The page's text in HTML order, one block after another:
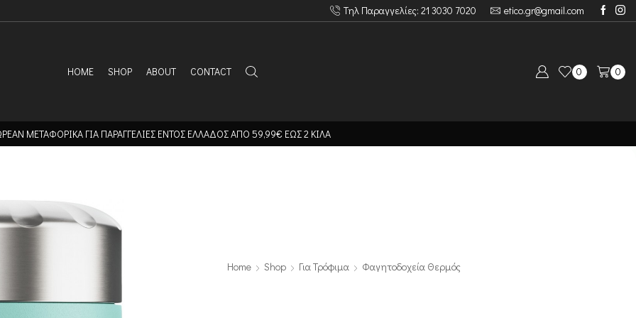
Τηλ Παραγγελίες: 21 3030 7020 etico.gr@gmail.com
HOME SHOP ABOUT CONTACT 0 0
ΜΕΤΑΦΟΡΙΚΑ ΓΙΑ ΠΑΡΑΓΓΕΛΙΕΣ ΕΝΤΟΣ ΕΛΛΑΔΟΣ ΑΠΟ 59,99€ ΕΩΣ 2 ΚΙΛΑ
Home Shop Για Τρόφιμα Φαγητοδοχεία Θερμός